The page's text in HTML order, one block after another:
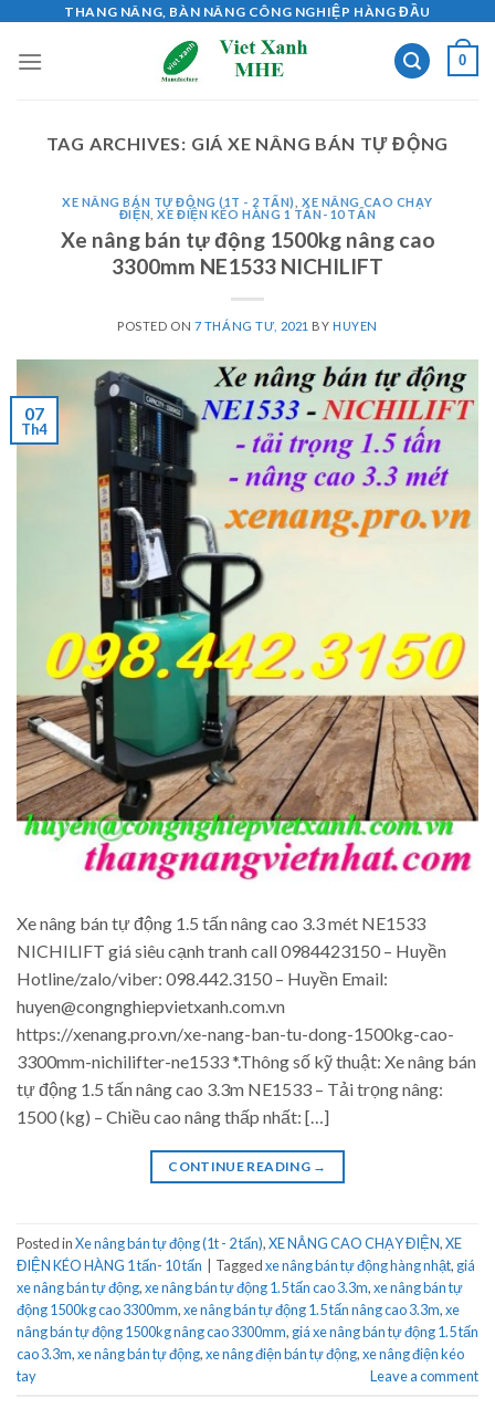
content
THANG NÂNG, BÀN NÂNG CÔNG NGHIỆP HÀNG ĐẦU
0
TAG ARCHIVES: GIÁ XE NÂNG BÁN TỰ ĐỘNG
XE NÂNG BÁN TỰ ĐỘNG (1T - 2 TẤN) ,XE NÂNG CAO CHẠY
ĐIỆN ,XE ĐIỆN KÉO HÀNG 1 TẤN- 10 TẤN
Xe nâng bán tự động 1500kg nâng cao
3300mm NE1533 NICHILIFT
POSTED ON 7 THÁNG TƯ, 2021 BY HUYEN
07
Th4
Xe nâng bán tự động 1.5 tấn nâng cao 3.3 mét NE1533
NICHILIFT giá siêu cạnh tranh call 0984423150 – Huyền
Hotline/zalo/viber: 098.442.3150 – Huyền Email:
huyen@congnghiepvietxanh.com.vn
https://xenang.pro.vn/xe-nang-ban-tu-dong-1500kg-cao-
3300mm-nichilifter-ne1533 *.Thông số kỹ thuật: Xe nâng bán
tự động 1.5 tấn nâng cao 3.3m NE1533 – Tải trọng nâng:
1500 (kg) – Chiều cao nâng thấp nhất: […]
CONTINUE READING →
Posted inXe nâng bán tự động (1t - 2 tấn),XE NÂNG CAO CHẠY ĐIỆN,XE
ĐIỆN KÉO HÀNG 1 tấn- 10 tấn
Taggedxe nâng bán tự động hàng nhật, giá
xe nâng bán tự động,xe nâng bán tự động 1.5 tấn cao 3.3m,xe nâng bán tự
động 1500kg cao 3300mm,xe nâng bán tự động 1.5 tấn nâng cao 3.3m,xe
nâng bán tự động 1500kg nâng cao 3300mm, giá xe nâng bán tự động 1.5 tấn
cao 3.3m,xe nâng bán tự động,xe nâng điện bán tự động,xe nâng điện kéo
tay
Leave a comment